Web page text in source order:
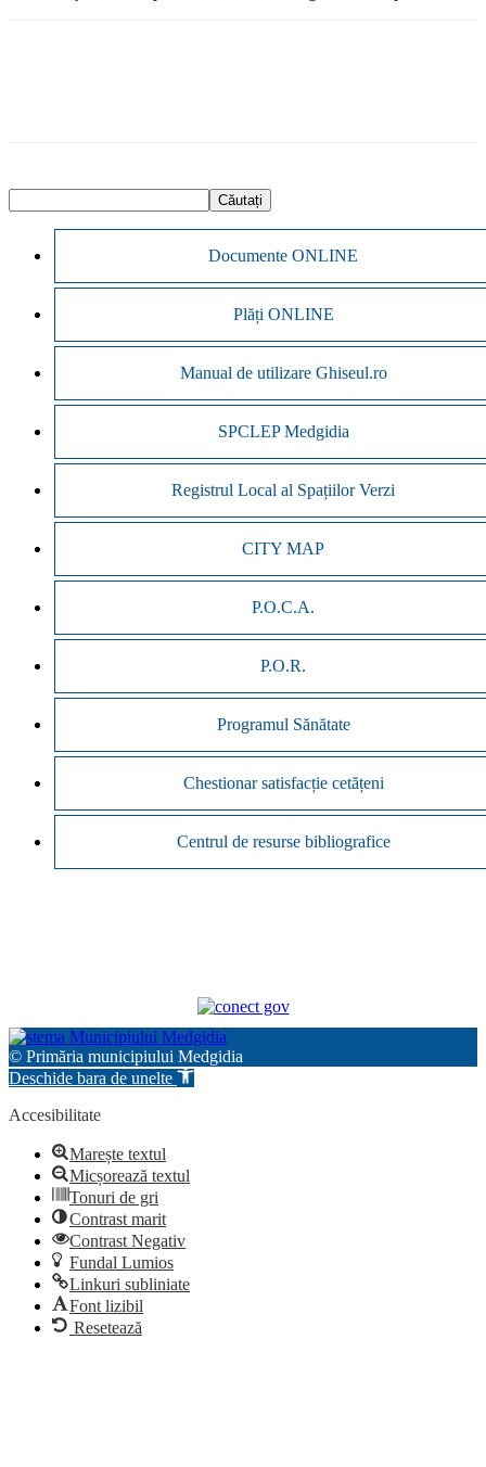
Documente ONLINE
Plăți ONLINE
Manual de utilizare Ghiseul.ro
SPCLEP Medgidia
Registrul Local al Spațiilor Verzi
CITY MAP
P.O.C.A.
P.O.R.
Programul Sănătate
Chestionar satisfacție cetățeni
Centrul de resurse bibliografice
© Primăria municipiului Medgidia
Deschide bara de unelte
Accesibilitate
Marește textul
Micșorează textul
Tonuri de gri
Contrast marit
Contrast Negativ
Fundal Lumios
Linkuri subliniate
Font lizibil
Resetează